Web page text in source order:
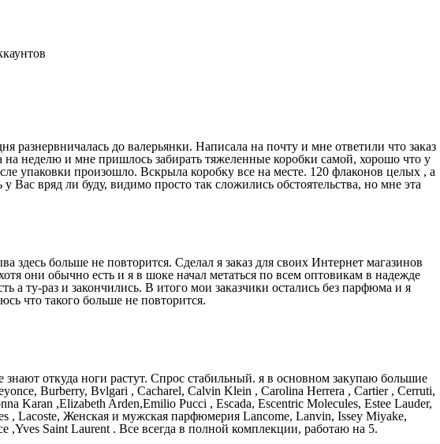
разнервничалась до валерьянки. Написала на почту и мне ответили что заказ
неделю и мне пришлось забирать тяжеленные коробки самой, хорошо что у
упаковки произошло. Вскрыла коробку все на месте. 120 флаконов целых , а
вряд ли буду, видимо просто так сложились обстоятельства, но мне эта
здесь больше не повторится. Сделал я заказ для своих Интернет магазинов
они обычно есть и я в шоке начал метаться по всем оптовикам в надежде
ту-раз и закончились. В итого мои заказчики остались без парфюма и я
что такого больше не повторится.
откуда ноги растут. Спрос стабильный. я в основном закупаю большие
Burberry, Bvlgari , Cacharel, Calvin Klein , Carolina Herrera , Cartier , Cerruti,
Karan ,Elizabeth Arden,Emilio Pucci , Escada, Escentric Molecules, Estee Lauder,
, Lacoste, Женская и мужская парфюмерия Lancome, Lanvin, Issey Miyake,
,Yves Saint Laurent . Все всегда в полной комплекции, работаю на 5.